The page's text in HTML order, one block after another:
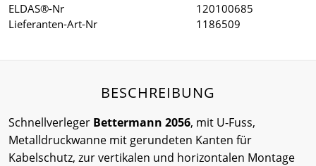
ELDAS®-Nr
120100685
Lieferanten-Art-Nr
1186509
BESCHREIBUNG
Schnellverleger Bettermann 2056, mit U-Fuss,
Metalldruckwanne mit gerundeten Kanten für
Kabelschutz, zur vertikalen und horizontalen Montage